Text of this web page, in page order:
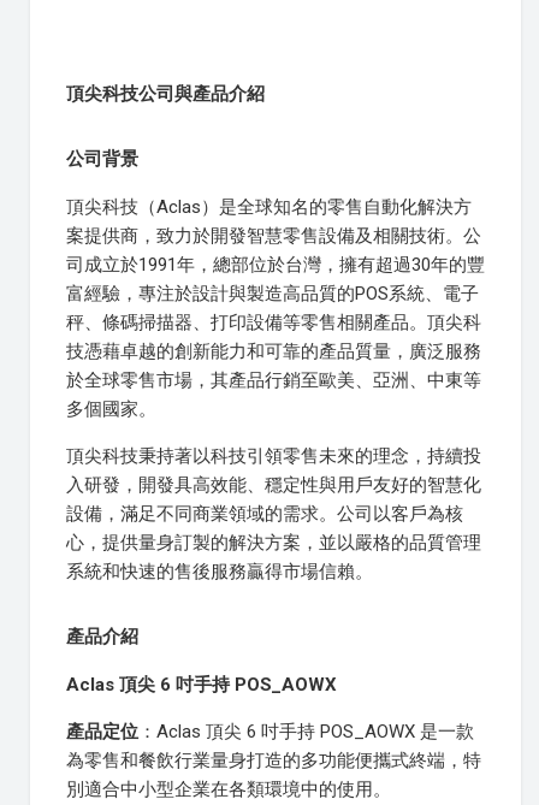
頂尖科技公司與產品介紹
公司背景
頂尖科技（Aclas）是全球知名的零售自動化解決方
案提供商，致力於開發智慧零售設備及相關技術。公
司成立於1991年，總部位於台灣，擁有超過30年的豐
富經驗，專注於設計與製造高品質的POS系統、電子
秤、條碼掃描器、打印設備等零售相關產品。頂尖科
技憑藉卓越的創新能力和可靠的產品質量，廣泛服務
於全球零售市場，其產品行銷至歐美、亞洲、中東等
多個國家。
頂尖科技秉持著以科技引領零售未來的理念，持續投
入研發，開發具高效能、穩定性與用戶友好的智慧化
設備，滿足不同商業領域的需求。公司以客戶為核
心，提供量身訂製的解決方案，並以嚴格的品質管理
系統和快速的售後服務贏得市場信賴。
產品介紹
Aclas 頂尖 6 吋手持 POS_AOWX
產品定位 ：Aclas 頂尖 6 吋手持 POS_AOWX 是一款
為零售和餐飲行業量身打造的多功能便攜式終端，特
別適合中小型企業在各類環境中的使用。